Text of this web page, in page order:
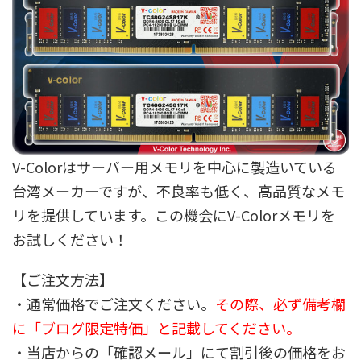
V-Colorはサーバー用メモリを中心に製造いている
台湾メーカーですが、不良率も低く、高品質なメモ
リを提供しています。この機会にV-Colorメモリを
お試しください！
【ご注文方法】
・通常価格でご注文ください。 その際、必ず備考欄
に「ブログ限定特価」と記載してください。
・当店からの「確認メール」にて割引後の価格をお